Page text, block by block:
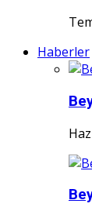
Haberler